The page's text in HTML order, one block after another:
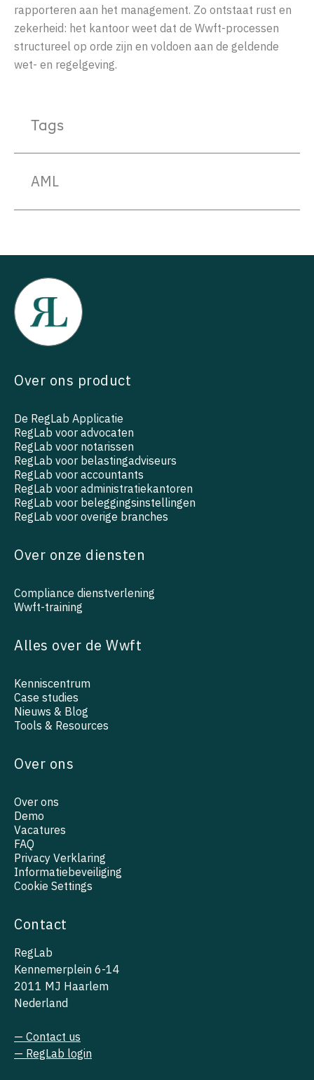
rapporteren aan het management. Zo ontstaat rust en
zekerheid: het kantoor weet dat de Wwft-processen
structureel op orde zijn en voldoen aan de geldende
wet- en regelgeving.
Tags
AML
Over ons product
De RegLab Applicatie
RegLab voor advocaten
RegLab voor notarissen
RegLab voor belastingadviseurs
RegLab voor accountants
RegLab voor administratiekantoren
RegLab voor beleggingsinstellingen
RegLab voor overige branches
Over onze diensten
Compliance dienstverlening
Wwft-training
Alles over de Wwft
Kenniscentrum
Case studies
Nieuws & Blog
Tools & Resources
Over ons
Over ons
Demo
Vacatures
FAQ
Privacy Verklaring
Informatiebeveiliging
Cookie Settings
Contact
RegLab
Kennemerplein 6-14
2011 MJ Haarlem
Nederland
— Contact us
— RegLab login